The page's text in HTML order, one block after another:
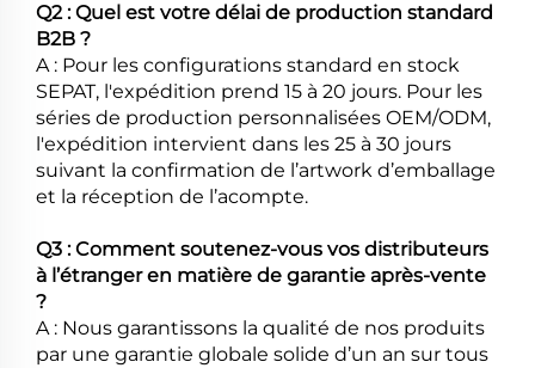
Q2 : Quel est votre délai de production standard
B2B ?
A : Pour les configurations standard en stock
SEPAT, l'expédition prend 15 à 20 jours. Pour les
séries de production personnalisées OEM/ODM,
l'expédition intervient dans les 25 à 30 jours
suivant la confirmation de l’artwork d’emballage
et la réception de l’acompte.
Q3 : Comment soutenez-vous vos distributeurs
à l’étranger en matière de garantie après-vente
?
A : Nous garantissons la qualité de nos produits
par une garantie globale solide d’un an sur tous